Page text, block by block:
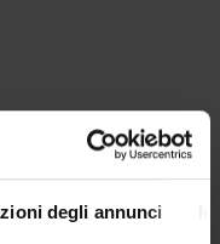
degli annunci